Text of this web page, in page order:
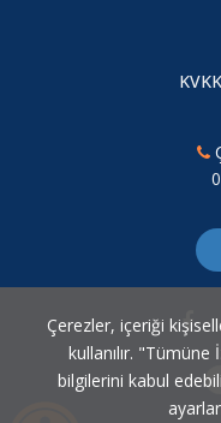
Çerezler, içeriği
kullanılır.
bilgilerini kabul